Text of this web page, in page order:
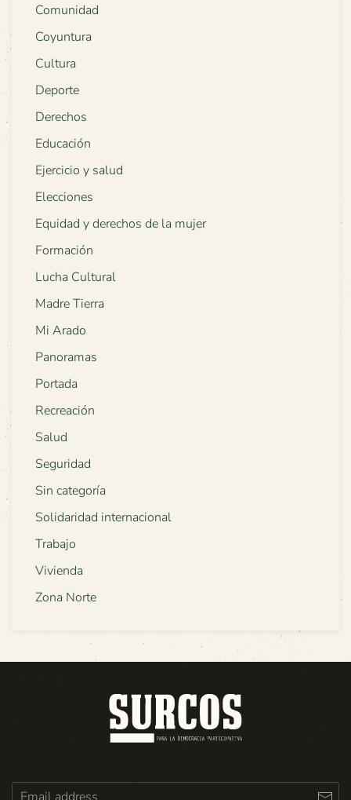
Comunidad
Coyuntura
Cultura
Deporte
Derechos
Educación
Ejercicio y salud
Elecciones
Equidad y derechos de la mujer
Formación
Lucha Cultural
Madre Tierra
Mi Arado
Panoramas
Portada
Recreación
Salud
Seguridad
Sin categoría
Solidaridad internacional
Trabajo
Vivienda
Zona Norte